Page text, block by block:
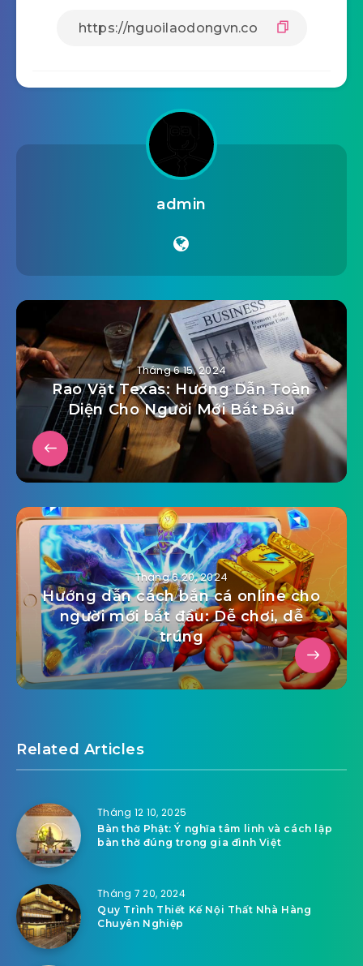
admin
Tháng 6 15, 2024
Rao Vặt Texas: Hướng Dẫn Toàn
Diện Cho Người Mới Bắt Đầu
Tháng 6 20, 2024
Hướng dẫn cách bắn cá online cho
người mới bắt đầu: Dễ chơi, dễ
trúng
Related Articles
Tháng 12 10, 2025
Bàn thờ Phật: Ý nghĩa tâm linh và cách lập
bàn thờ đúng trong gia đình Việt
Tháng 7 20, 2024
Quy Trình Thiết Kế Nội Thất Nhà Hàng
Chuyên Nghiệp